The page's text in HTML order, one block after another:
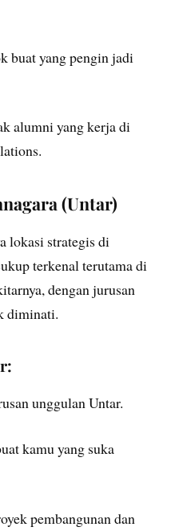
buat yang pengin jadi
alumni yang kerja di
(Untar)
lokasi strategis di
terkenal terutama di
dengan jurusan
diminati.
unggulan Untar.
kamu yang suka
pembangunan dan